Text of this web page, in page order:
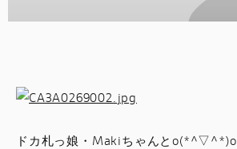
スタッフ
ドカ札っ娘・Makiちゃんとo(*^▽^*)o